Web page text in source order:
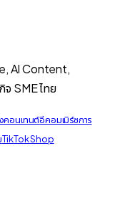
AI Content,
SME ไทย
คอนเทนต์อีคอมเมิร์ซการ
TikTok Shop